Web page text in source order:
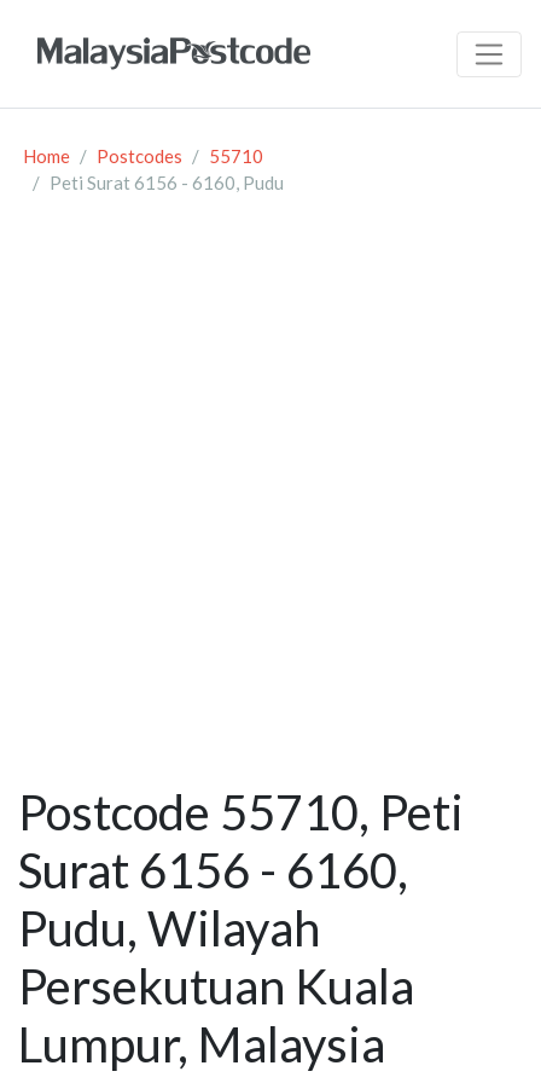
Home Postcodes
55710
Peti Surat 6156 - 6160, Pudu
Postcode 55710, Peti
Surat 6156 - 6160,
Pudu, Wilayah
Persekutuan Kuala
Lumpur, Malaysia